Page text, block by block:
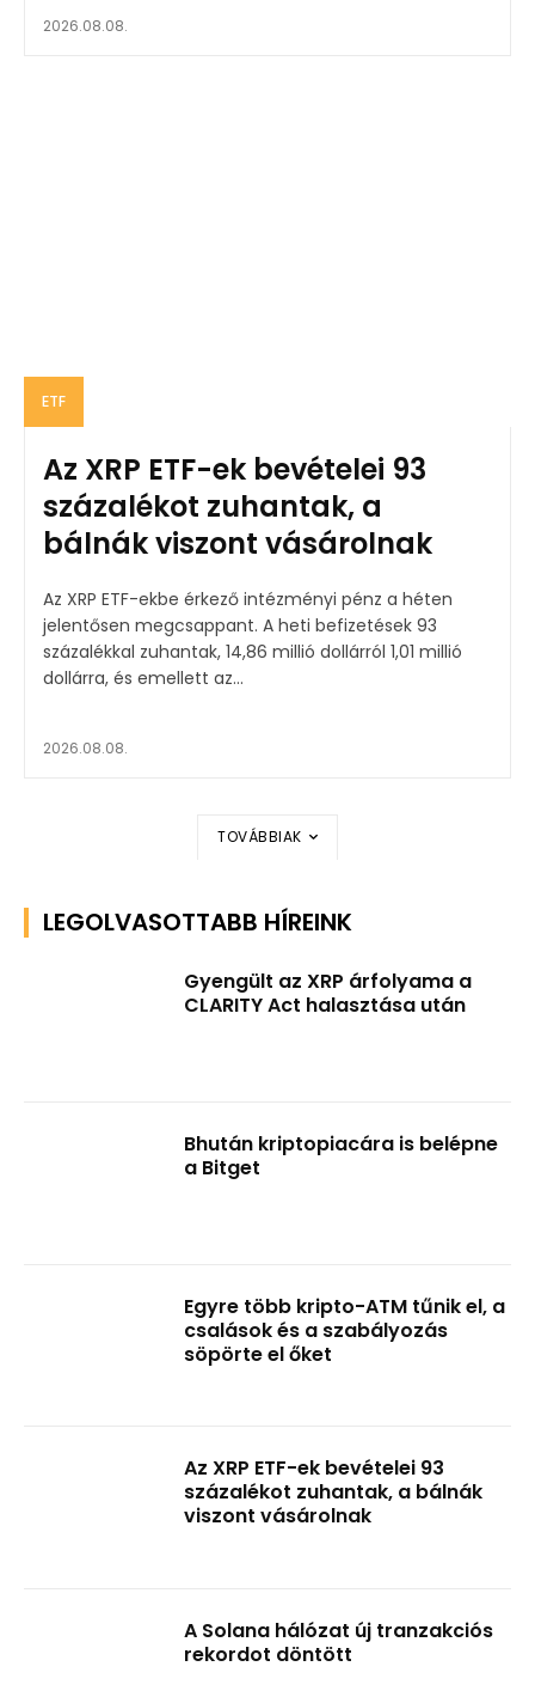
2026.08.08.
ETF
Az XRP ETF-ek bevételei 93
százalékot zuhantak, a
bálnák viszont vásárolnak
Az XRP ETF-ekbe érkező intézményi pénz a héten
jelentősen megcsappant. A heti befizetések 93
százalékkal zuhantak, 14,86 millió dollárról 1,01 millió
dollárra, és emellett az...
2026.08.08.
TOVÁBBIAK
LEGOLVASOTTABB HÍREINK
Gyengült az XRP árfolyama a
CLARITY Act halasztása után
Bhután kriptopiacára is belépne
a Bitget
Egyre több kripto-ATM tűnik el, a
csalások és a szabályozás
söpörte el őket
Az XRP ETF-ek bevételei 93
százalékot zuhantak, a bálnák
viszont vásárolnak
A Solana hálózat új tranzakciós
rekordot döntött